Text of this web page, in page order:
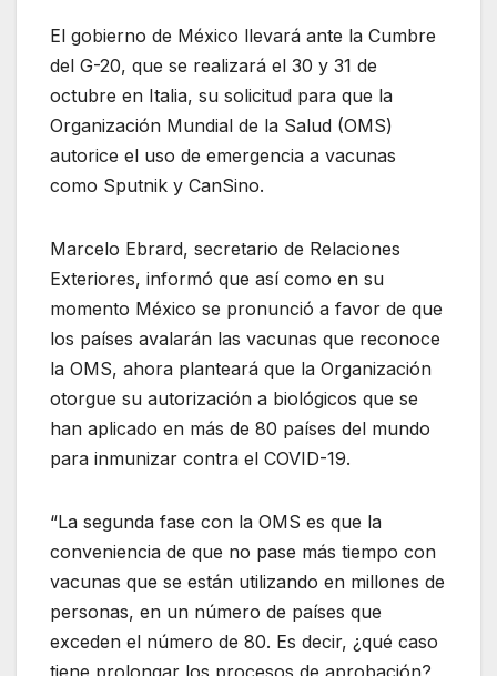
El gobierno de México llevará ante la Cumbre
del G-20, que se realizará el 30 y 31 de
octubre en Italia, su solicitud para que la
Organización Mundial de la Salud (OMS)
autorice el uso de emergencia a vacunas
como Sputnik y CanSino.
Marcelo Ebrard, secretario de Relaciones
Exteriores, informó que así como en su
momento México se pronunció a favor de que
los países avalarán las vacunas que reconoce
la OMS, ahora planteará que la Organización
otorgue su autorización a biológicos que se
han aplicado en más de 80 países del mundo
para inmunizar contra el COVID-19.
“La segunda fase con la OMS es que la
conveniencia de que no pase más tiempo con
vacunas que se están utilizando en millones de
personas, en un número de países que
exceden el número de 80. Es decir, ¿qué caso